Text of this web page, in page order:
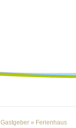
Gastgeber » Ferienhaus